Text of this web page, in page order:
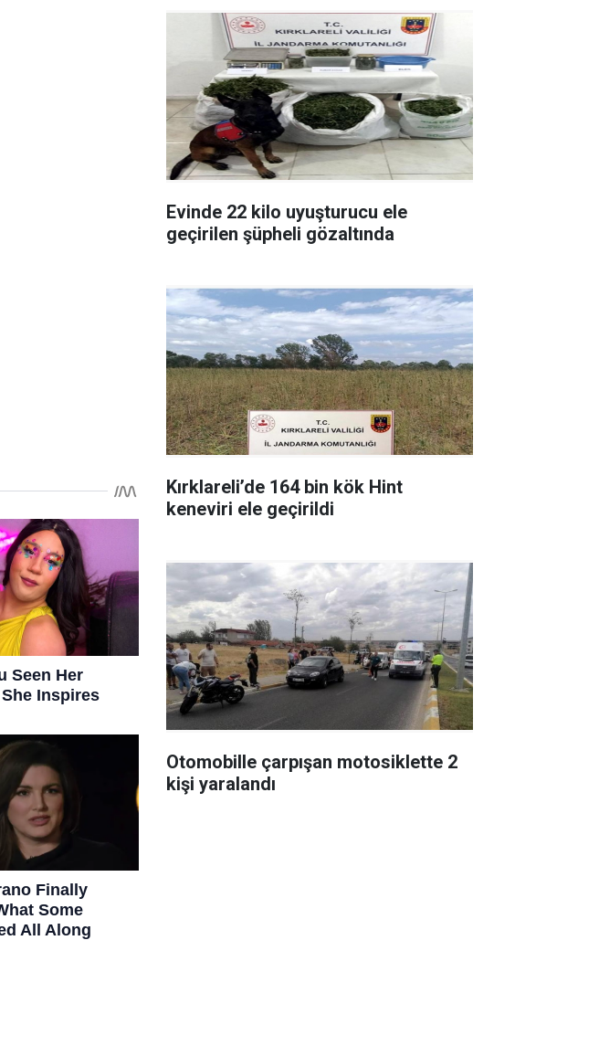
Evinde 22 kilo uyuşturucu ele
geçirilen şüpheli gözaltında
Kırklareli’de 164 bin kök Hint
keneviri ele geçirildi
Otomobille çarpışan motosiklette 2
kişi yaralandı